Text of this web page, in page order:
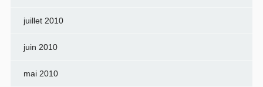
juillet 2010
juin 2010
mai 2010